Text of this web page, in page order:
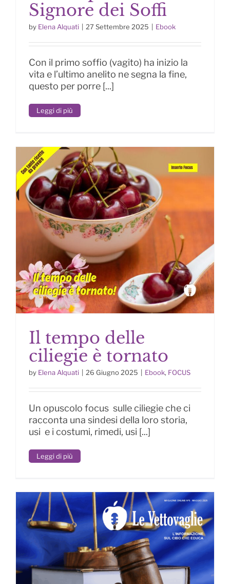
Il Polmone – Ministro
dell’Imperatore e Signore dei
Soffi
Signore dei Soffi
by Elena Alquati 27 Settembre 2025 Ebook
Con il primo soffio (vagito) ha inizio la
vita e l’ultimo anelito ne segna la fine,
questo per porre [...]
Leggi di più
Il tempo delle
ciliegie è tornato
by Elena Alquati 26 Giugno 2025 Ebook, FOCUS
Un opuscolo focus sulle ciliegie che ci
racconta una sindesi della loro storia,
usi e i costumi, rimedi, usi [...]
Leggi di più